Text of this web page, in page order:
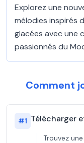
Explorez une
mélodies inspirés
glacées avec une
passionnés du
Comment
#1 Télécharger
Trouvez